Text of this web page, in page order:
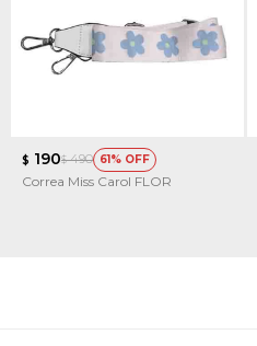
$ 190$ 490 61
Correa Miss Carol FLOR